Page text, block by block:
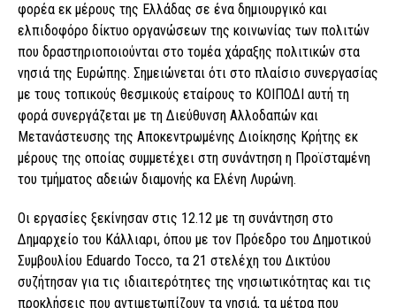
φορέα εκ μέρους της Ελλάδας σε ένα δημιουργικό και
ελπιδοφόρο δίκτυο οργανώσεων της κοινωνίας των πολιτών
που δραστηριοποιούνται στο τομέα χάραξης πολιτικών στα
νησιά της Ευρώπης. Σημειώνεται ότι στο πλαίσιο συνεργασίας
με τους τοπικούς θεσμικούς εταίρους το ΚΟΙΠΟΔΙ αυτή τη
φορά συνεργάζεται με τη Διεύθυνση Αλλοδαπών και
Μετανάστευσης της Αποκεντρωμένης Διοίκησης Κρήτης εκ
μέρους της οποίας συμμετέχει στη συνάντηση η Προϊσταμένη
του τμήματος αδειών διαμονής κα Ελένη Λυρώνη.
Οι εργασίες ξεκίνησαν στις 12.12 με τη συνάντηση στο
Δημαρχείο του Κάλλιαρι, όπου με τον Πρόεδρο του Δημοτικού
Συμβουλίου Eduardo Tocco, τα 21 στελέχη του Δικτύου
συζήτησαν για τις ιδιαιτερότητες της νησιωτικότητας και τις
προκλήσεις που αντιμετωπίζουν τα νησιά, τα μέτρα που